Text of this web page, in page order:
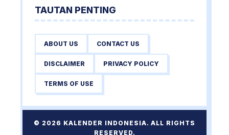
TAUTAN PENTING
ABOUT US CONTACT US
DISCLAIMER PRIVACY POLICY
TERMS OF USE
© 2026 KALENDER INDONESIA. ALL RIGHTS
RESERVED.